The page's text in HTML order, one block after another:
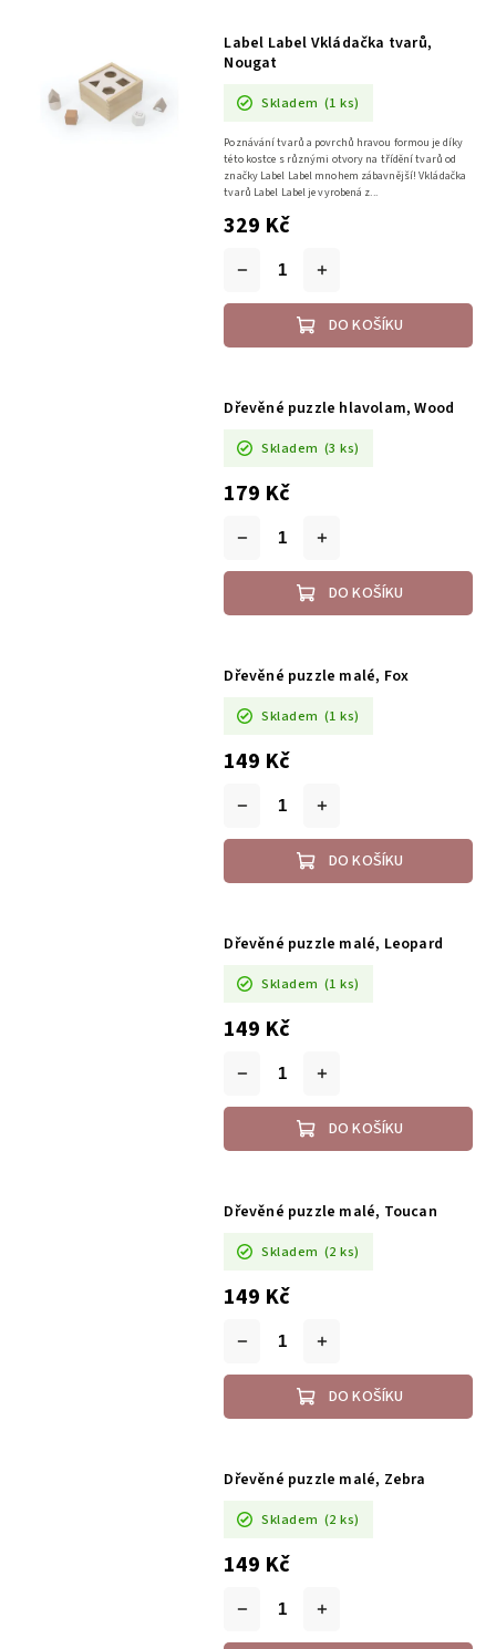
Label Label Vkládačka tvarů,
Nougat
Skladem (1 ks)
329 Kč
DO KOŠÍKU
Poznávání tvarů a povrchů hravou formou je díky
této kostce s různými otvory na třídění tvarů od
značky Label Label mnohem zábavnější! Vkládačka
tvarů Label Label je vyrobená z...
Dřevěné puzzle hlavolam, Wood
Skladem (3 ks)
179 Kč
DO KOŠÍKU
Dřevěné puzzle malé, Fox
Skladem (1 ks)
149 Kč
DO KOŠÍKU
Dřevěné puzzle malé, Leopard
Skladem (1 ks)
149 Kč
DO KOŠÍKU
Dřevěné puzzle malé, Toucan
Skladem (2 ks)
149 Kč
DO KOŠÍKU
Dřevěné puzzle malé, Zebra
Skladem (2 ks)
149 Kč